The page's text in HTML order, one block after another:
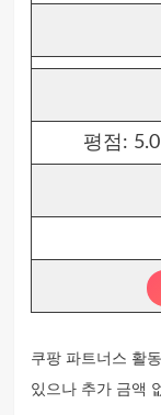
평점: 5.0
쿠팡 파트너스 활
있으나 추가 금액